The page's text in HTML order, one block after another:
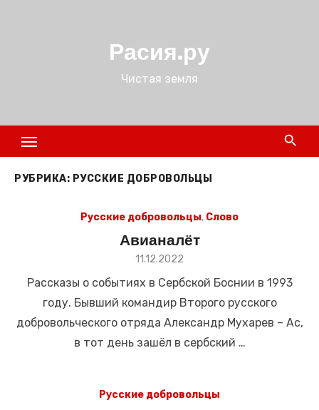
Расия.ру
Чистая земля
РУБРИКА: РУССКИЕ ДОБРОВОЛЬЦЫ
Русские добровольцы, Слово
Авианалёт
Размещено
11.12.2022
Рассказы о событиях в Сербской Боснии в 1993
году. Бывший командир Второго русского
добровольческого отряда Александр Мухарев – Ас,
в тот день зашёл в сербский …
Русские добровольцы